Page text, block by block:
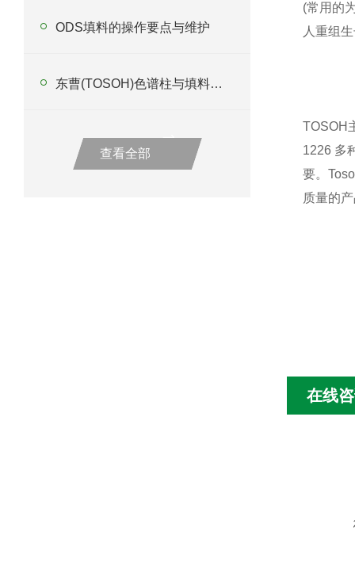
ODS填料的操作要点与维护
东曹(TOSOH)色谱柱与填料供应商哪家好？从行业全景到实战选购指南
查看全部
(常用的
人重组
TOSOH
1226 多
要。
质量的
在线